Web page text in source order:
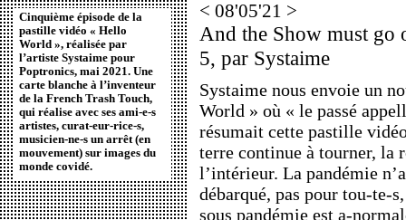
Cinquième épisode de la
pastille vidéo « Hello
World », réalisée par
l’artiste Systaime pour
Poptronics, mai 2021. Une
carte blanche à l’inventeur
de la French Trash Touch,
qui réalise avec ses ami-e-s
artistes, curat-eur-rice-s,
musicien-ne-s un arrêt (en
mouvement) sur images du
monde covidé.
< 08'05'21 >
And the Show must go
5, par Systaime
Systaime nous envoie un
World » où « le passé
résumait cette pastille
terre continue à tourner, la
l’intérieur. La pandémie
débarqué, pas pour tou-te-
sous pandémie est a-